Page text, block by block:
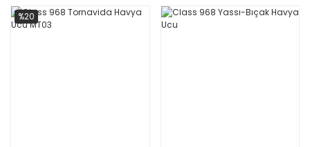
%20